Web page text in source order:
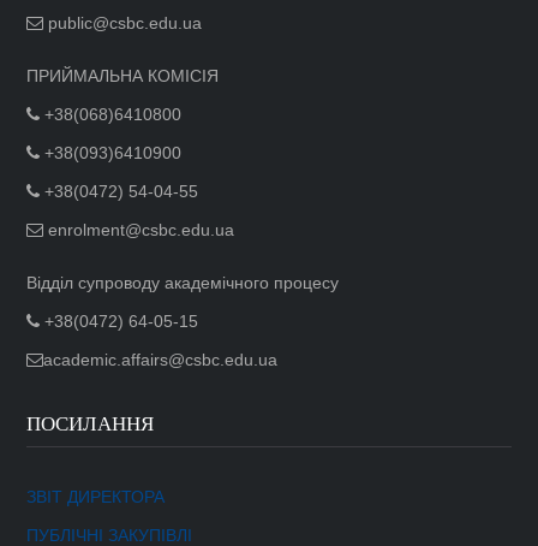
public@csbc.edu.ua
ПРИЙМАЛЬНА КОМІСІЯ
+38(068)6410800
+38(093)6410900
+38(0472) 54-04-55
enrolment@csbc.edu.ua
Відділ супроводу академічного процесу
+38(0472) 64-05-15
academic.affairs@csbc.edu.ua
ПОСИЛАННЯ
ЗВІТ ДИРЕКТОРА
ПУБЛІЧНІ ЗАКУПІВЛІ